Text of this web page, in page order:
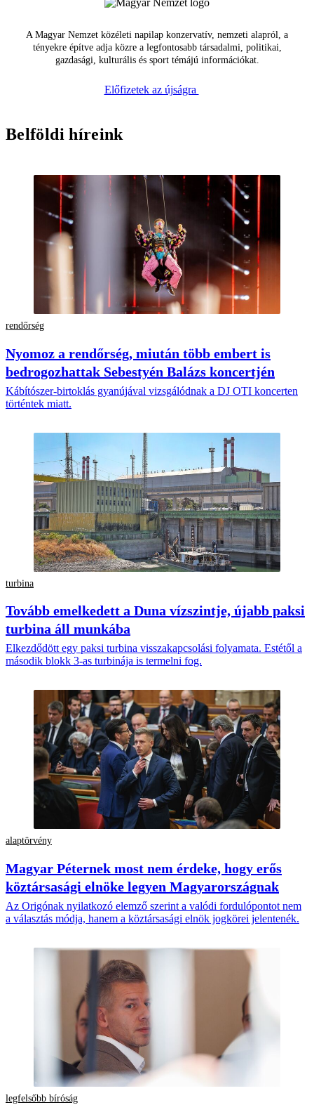
A Magyar Nemzet közéleti napilap konzervatív, nemzeti alapról, a
tényekre építve adja közre a legfontosabb társadalmi, politikai,
gazdasági, kulturális és sport témájú információkat.
Előfizetek az újságra
Belföldi híreink
rendőrség
Nyomoz a rendőrség, miután több embert is
bedrogozhattak Sebestyén Balázs koncertjén
Kábítószer-birtoklás gyanújával vizsgálódnak a DJ OTI koncerten
történtek miatt.
turbina
Tovább emelkedett a Duna vízszintje, újabb paksi
turbina áll munkába
Elkezdődött egy paksi turbina visszakapcsolási folyamata. Estétől a
második blokk 3-as turbinája is termelni fog.
alaptörvény
Magyar Péternek most nem érdeke, hogy erős
köztársasági elnöke legyen Magyarországnak
Az Origónak nyilatkozó elemző szerint a valódi fordulópontot nem
a választás módja, hanem a köztársasági elnök jogkörei jelentenék.
legfelsőbb bíróság